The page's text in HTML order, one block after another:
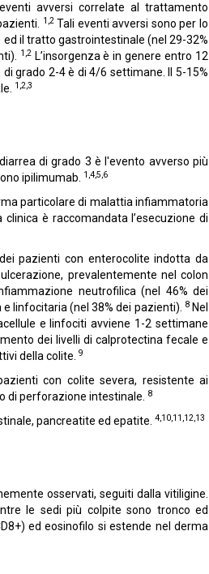
avversi correlate al trattamento
1,2Tali eventi avversi sono per lo
il tratto gastrointestinale (nel 29-32%
1,2L’insorgenza è in genere entro 12
grado 2-4 è di 4/6 settimane. Il 5-15%
1,2,3
di grado 3 è l'evento avverso più
ipilimumab. 1,4,5,6
particolare di malattia infiammatoria
è raccomandata l’esecuzione di
pazienti con enterocolite indotta da
prevalentemente nel colon
neutrofilica (nel 46% dei
linfocitaria (nel 38% dei pazienti). 8Nel
e linfociti avviene 1-2 settimane
dei livelli di calprotectina fecale e
della colite. 9
con colite severa, resistente ai
di perforazione intestinale. 8
pancreatite ed epatite. 4,10,11,12,13
osservati, seguiti dalla vitiligine.
le sedi più colpite sono tronco ed
ed eosinofilo si estende nel derma